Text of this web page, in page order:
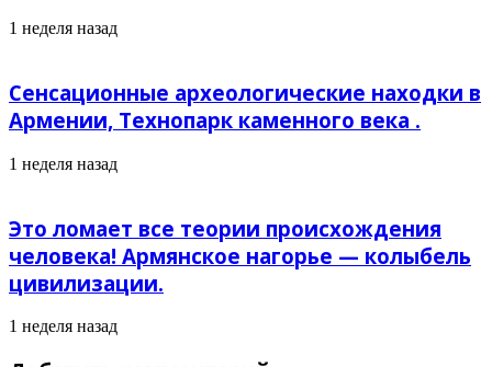
1 неделя назад
Сенсационные археологические находки в
Армении, Технопарк каменного века .
1 неделя назад
Это ломает все теории происхождения
человека! Армянское нагорье — колыбель
цивилизации.
1 неделя назад